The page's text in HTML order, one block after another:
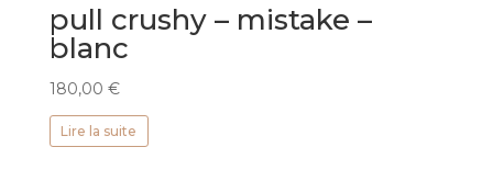
pull crushy – mistake –
blanc
180,00 €
Lire la suite